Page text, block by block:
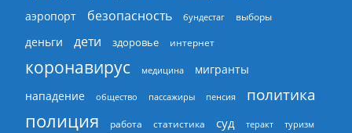
аэропорт безопасность бундестаг выборы
деньги дети здоровье интернет
коронавирус медицина
мигранты
нападение
общество пассажиры пенсия политика
полиция работа статистика суд теракт туризм